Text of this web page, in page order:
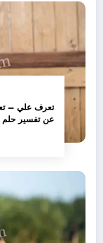
تعرف علي –
عن تفسير حلم